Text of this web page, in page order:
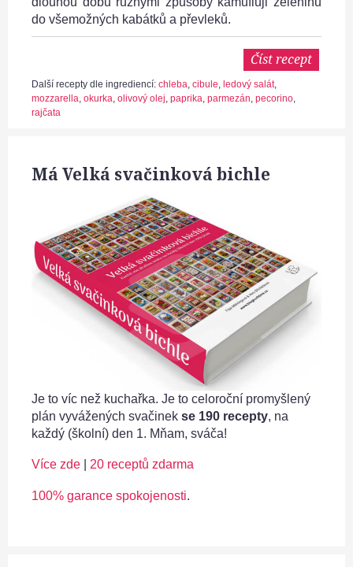
do všemožných kabátků a převleků.
Číst recept
Další recepty dle ingrediencí: chleba, cibule, ledový salát,
mozzarella, okurka, olivový olej, paprika, parmezán, pecorino,
rajčata
Má Velká svačinková bichle
Je to víc než kuchařka. Je to celoroční promyšlený
plán vyvážených svačinek se 190 recepty, na
každý (školní) den 1. Mňam, sváča!
Více zde 20 receptů zdarma
100% garance spokojenosti.